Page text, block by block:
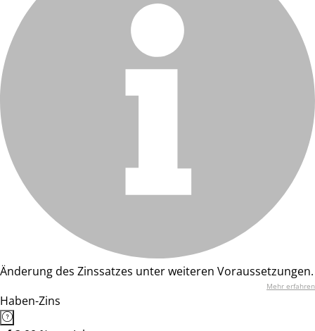
Änderung des Zinssatzes unter weiteren Voraussetzungen.
Mehr erfahren
Haben-Zins